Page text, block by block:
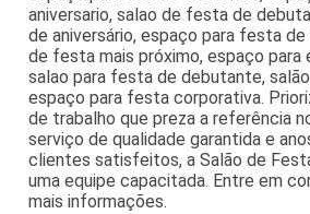
aniversario, salao de festa de
de aniversário, espaço para festa
de festa mais próximo, espaço
salao para festa de debutante,
espaço para festa corporativa.
de trabalho que preza a referência
serviço de qualidade garantida e
clientes satisfeitos, a Salão de
uma equipe capacitada. Entre em
mais informações.